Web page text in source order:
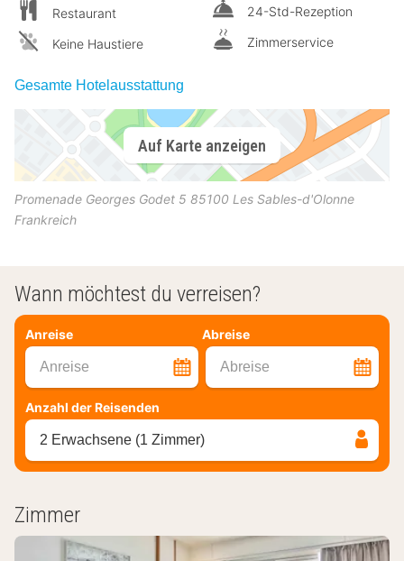
Restaurant
Keine Haustiere
24-Std-Rezeption
Zimmerservice
Gesamte Hotelausstattung
Auf Karte anzeigen
Promenade Georges Godet 5 85100 Les Sables-d'Olonne
Frankreich
Wann möchtest du verreisen?
Anreise Abreise
Anreise Abreise
Anzahl der Reisenden
2 Erwachsene (1 Zimmer)
Zimmer